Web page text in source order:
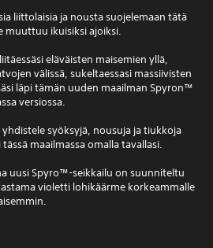
liittolaisia ja nousta suojelemaan tätä
muuttuu ikuisiksi ajoiksi.
eläväisten maisemien yllä,
välissä, sukeltaessasi massiivisten
läpi tämän uuden maailman Spyron™
versiossa.
yhdistele syöksyjä, nousuja ja tiukkoja
maailmassa omalla tavallasi.
uusi Spyro™-seikkailu on suunniteltu
violetti lohikäärme korkeammalle